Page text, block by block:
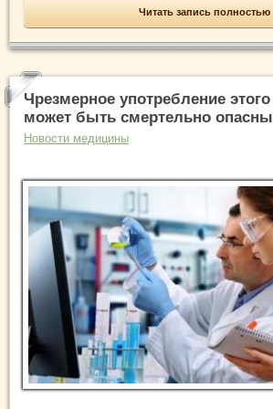
Читать запись полностью
Чрезмерное употребление
может быть смертельно
Новости медицины